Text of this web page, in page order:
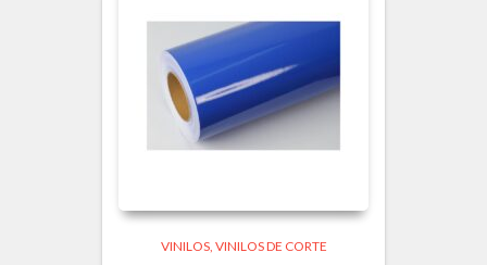
VINILOS VINILOS DE CORTE